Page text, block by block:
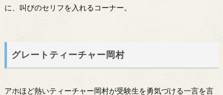
に、叫びのセリフを入れるコーナー。
グレートティーチャー岡村
アホほど熱いティーチャー岡村が受験生を勇気づける一言を言